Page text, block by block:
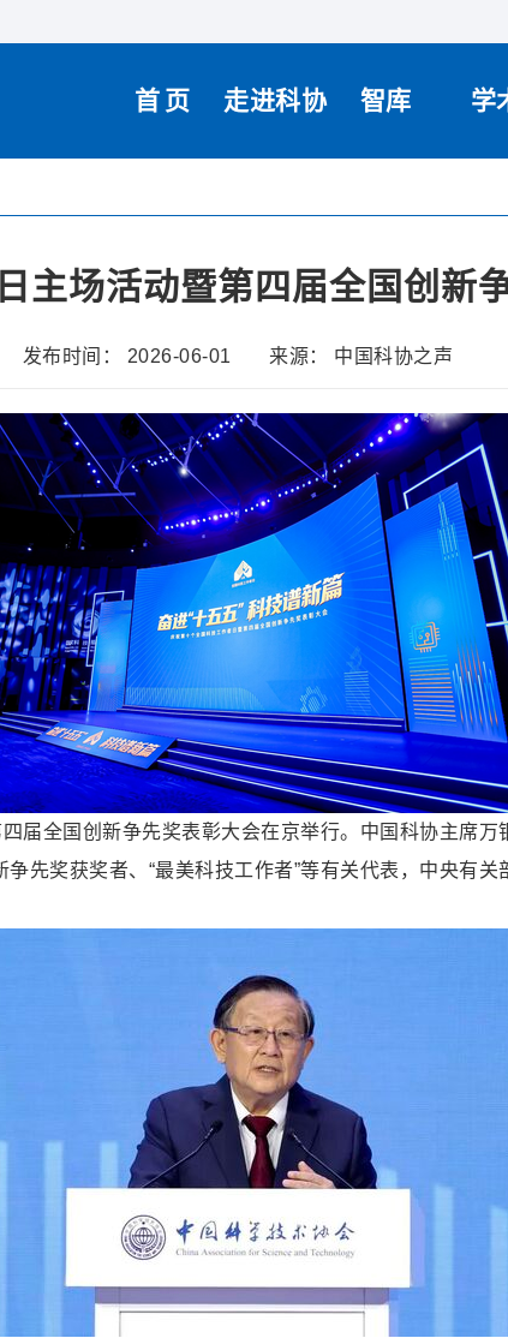
首页 走进科协 智库 学
主场活动暨第四届全国创新
发布时间： 2026-06-01 来源： 中国科协之声
届全国创新争先奖表彰大会在京举行。中国科协主席
先奖获奖者、“最美科技工作者”等有关代表，中央有